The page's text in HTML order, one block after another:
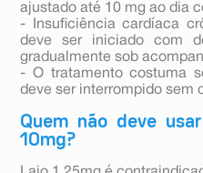
ajustado até 10 mg ao dia
- Insuficiência cardíaca
deve ser iniciado com
gradualmente sob
- O tratamento costuma
deve ser interrompido sem
Quem não deve
10mg?